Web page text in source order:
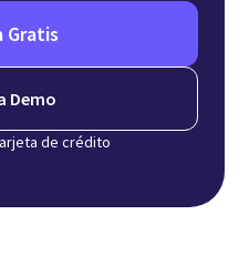
Gratis
Demo
de crédito